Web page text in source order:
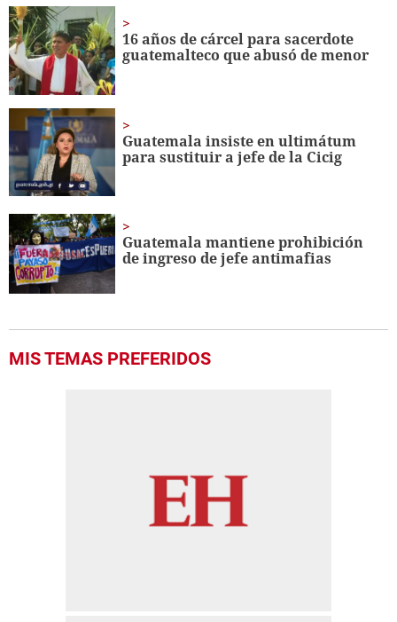
1
minute,
58
seconds
16 años de cárcel para sacerdote
guatemalteco que abusó de menor
Guatemala insiste en ultimátum
para sustituir a jefe de la Cicig
Guatemala mantiene prohibición
de ingreso de jefe antimafias
MIS TEMAS PREFERIDOS